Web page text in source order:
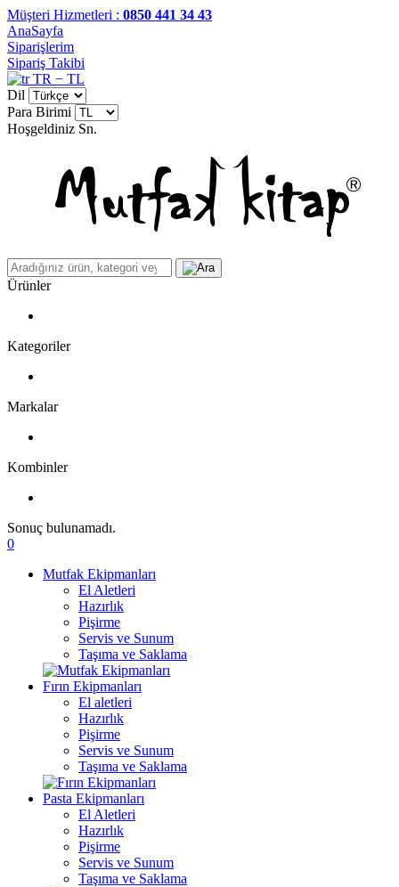
Müşteri Hizmetleri : 0850 441 34 43
AnaSayfa
Siparişlerim
Sipariş Takibi
TR − TL
Dil
Para Birimi
Hoşgeldiniz Sn.
Ürünler
Kategoriler
Markalar
Kombinler
Sonuç bulunamadı.
0
Mutfak Ekipmanları
El Aletleri
Hazırlık
Pişirme
Servis ve Sunum
Taşıma ve Saklama
Fırın Ekipmanları
El aletleri
Hazırlık
Pişirme
Servis ve Sunum
Taşıma ve Saklama
Pasta Ekipmanları
El Aletleri
Hazırlık
Pişirme
Servis ve Sunum
Taşıma ve Saklama